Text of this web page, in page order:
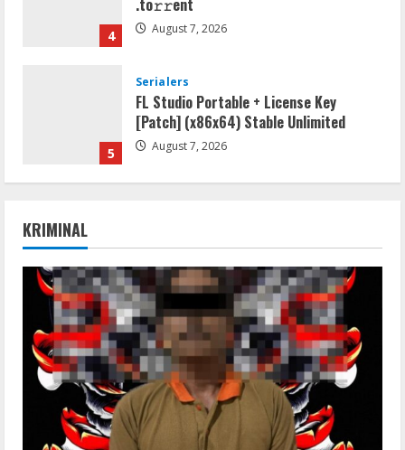
Serialers
[Patch] (x86x64) Stable Unlimited
August 7, 2026
Umum
Sangkaran Bhakti; Rumah Ibu Yuli
2
Serialers
Adobe Acrobat Pro 2021 Portable only
[100% Worked] [Windows] 2025
August 7, 2026
VL
Office 2021 Home & Student 64 bit ISO
Image .tоr𝚛еnt
KRIMINAL